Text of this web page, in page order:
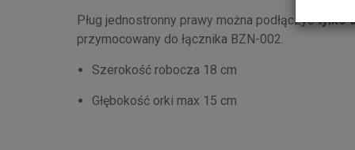
Pług jednostronny prawy można podłączyćtylko
przymocowany do łącznika BZN-002.
Szerokość robocza 18 cm
Głębokość orki max 15 cm